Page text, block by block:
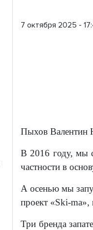
7 октября 2025 -
Пыхов Валентин
В 2016 году, мы
частности в
А осенью мы
проект «Ski-ma»,
Три бренда